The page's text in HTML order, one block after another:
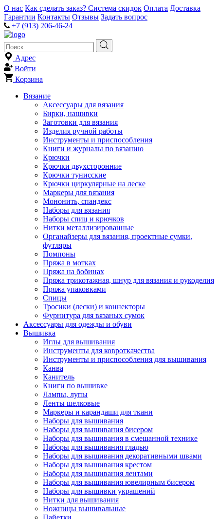
О нас Как сделать заказ? Система скидок Оплата Доставка
Гарантии Контакты Отзывы Задать вопрос
+7 (913) 206-46-24
Адрес
Войти
Корзина
Вязание
Аксессуары для вязания
Бирки, нашивки
Заготовки для вязания
Изделия ручной работы
Инструменты и приспособления
Книги и журналы по вязанию
Крючки
Крючки двухсторонние
Крючки тунисские
Крючки циркулярные на леске
Маркеры для вязания
Мононить, спандекс
Наборы для вязания
Наборы спиц и крючков
Нитки металлизированные
Органайзеры для вязания, проектные сумки,
футляры
Помпоны
Пряжа в мотках
Пряжа на бобинах
Пряжа трикотажная, шнур для вязания и рукоделия
Пряжа упаковками
Спицы
Тросики (лески) и коннекторы
Фурнитура для вязаных сумок
Аксессуары для одежды и обуви
Вышивка
Иглы для вышивания
Инструменты для ковроткачества
Инструменты и приспособления для вышивания
Канва
Канитель
Книги по вышивке
Лампы, лупы
Ленты шелковые
Маркеры и карандаши для ткани
Наборы для вышивания
Наборы для вышивания бисером
Наборы для вышивания в смешанной технике
Наборы для вышивания гладью
Наборы для вышивания декоративными швами
Наборы для вышивания крестом
Наборы для вышивания лентами
Наборы для вышивания ювелирным бисером
Наборы для вышивки украшений
Нитки для вышивания
Ножницы вышивальные
Пайетки